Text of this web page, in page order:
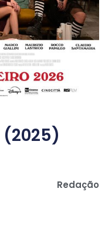
Redação